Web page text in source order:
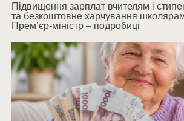
Підвищення зарплат вчителям і
та безкоштовне харчування
Прем’єр-міністр – подробиці